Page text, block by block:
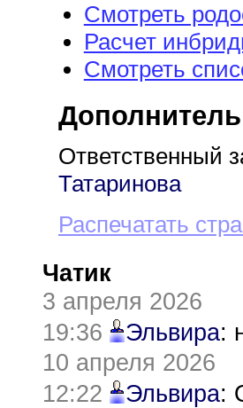
Смотреть
Расчет
Смотреть
Ответственный
Татаринова
Распечатать
Чатик
3 апреля 2026
19:36
Эльвира:
10 апреля 2026
12:22
Эльвира: